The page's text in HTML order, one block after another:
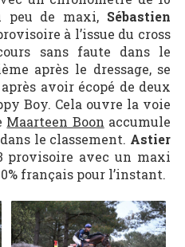
peu de maxi, Sébastien
à l’issue du cross
sans faute dans le
après le dressage, se
avoir écopé de deux
Boy. Cela ouvre la voie
Maarteen Boon accumule
le classement. Astier
provisoire avec un maxi
français pour l’instant.